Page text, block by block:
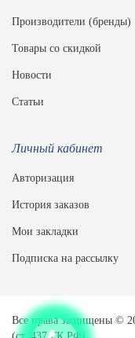
Производители (бренды)
Товары со скидкой
Новости
Статьи
Личный кабинет
Авторизация
История заказов
Мои закладки
Подписка на рассылку
Все права защищены ©